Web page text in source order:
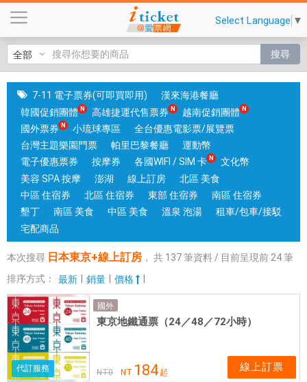
東
京
+
線
上
訂
房
|
台
中
和
雄
有
體
市
Select Language ▼
搜尋
7-11 電子票券(可即買即用)
漢來海港餐廳
韓國促銷團體
高雄捷運代售票券
越南促銷團體
國外票券
小琉球專區
全台優惠電影票/展覽票
台灣主題樂園門票
帕里巴黎餐廳
運動幣
電子優惠票券
按摩券 各國WIFI / SIM 卡
文化幣
美容 SPA 按摩
澎湖 線上訂房
北區 美食
中區 住宿券
北區 住宿券 東部 住宿券
南區 住宿券
墾丁
南區 美食 中區 美食 溫泉 泡湯
租車/包車/接駁
宅配商品
本次搜尋 日本東京+線上訂房 ， 共 137 筆資料 / 目前呈現前 24 筆
排序方式：
最新 銷量 價格
代訂服務
國外
東京地鐵通票（24／48／72小時）
NT0 NT 184 起 線上訂票